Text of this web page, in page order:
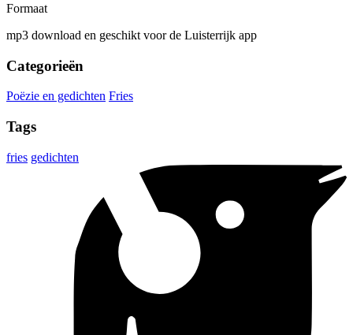
Formaat
mp3 download en geschikt voor de Luisterrijk app
Categorieën
Poëzie en gedichten Fries
Tags
fries gedichten